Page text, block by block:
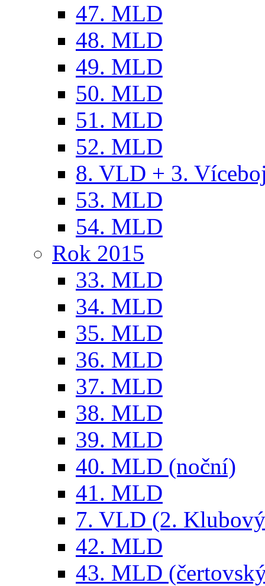
47. MLD
48. MLD
49. MLD
50. MLD
51. MLD
52. MLD
8. VLD + 3.
53. MLD
54. MLD
Rok 2015
33. MLD
34. MLD
35. MLD
36. MLD
37. MLD
38. MLD
39. MLD
40. MLD (noční)
41. MLD
7. VLD (2.
42. MLD
43. MLD